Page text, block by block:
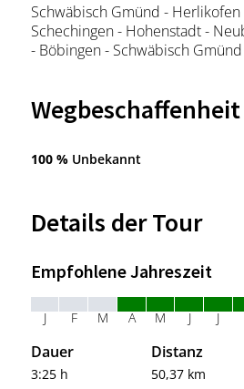
Schwäbisch Gmünd - Herlikofen
Schechingen - Hohenstadt -
- Böbingen - Schwäbisch Gmünd
Wegbeschaffenheit
100 %Unbekannt
Details der Tour
Empfohlene Jahreszeit
J F M A M J J
Dauer
3:25 h
Distanz
50,37 km